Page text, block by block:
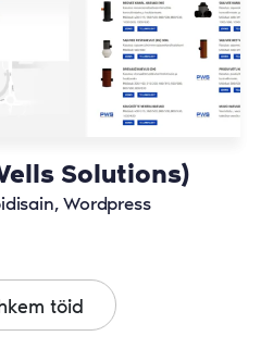
Solutions)
Wordpress
töid